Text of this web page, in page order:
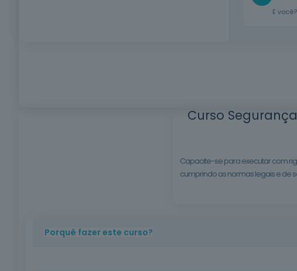
E você?
Curso
Capacite-se para executar com
cumprindo as normas legais e de
Porquê fazer este curso?